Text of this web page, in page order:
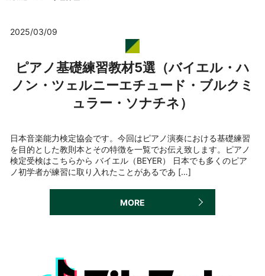
2025/03/09
ピアノ基礎練習教材5選（バイエル・ハ
ノン・ツェルニーエチュード・ブルクミ
ュラー・ソナチネ）
日本音楽能力検定協会です。今回はピアノ演奏における基礎練習
を目的とした教則本とその特徴を一覧でお伝え致します。ピアノ
検定受検はこちらから バイエル（BEYER） 日本でも多くのピア
ノ初学者が練習に取り入れたことがあるであ […]
MORE